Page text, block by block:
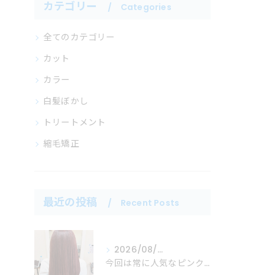
カテゴリー Categories
全てのカテゴリー
カット
カラー
白髪ぼかし
トリートメント
縮毛矯正
最近の投稿 Recent Posts
2026/08/06
今回は常に人気なピンクカラーの紹介！